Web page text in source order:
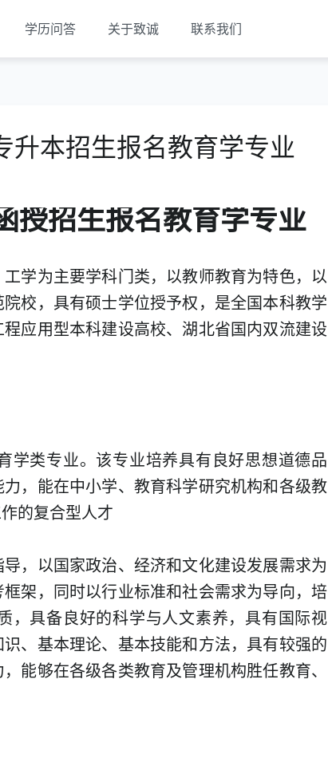
学历问答 关于致诚 联系我们
升本招生报名教育学专业
授招生报名教育学专业
学为主要学科门类，以教师教育为特色，以
校，具有硕士学位授予权，是全国本科教学
应用型本科建设高校、湖北省国内双流建设
学类专业。该专业培养具有良好思想道德品
，能在中小学、教育科学研究机构和各级教
的复合型人才
，以国家政治、经济和文化建设发展需求为
架，同时以行业标准和社会需求为导向，培
，具备良好的科学与人文素养，具有国际视
、基本理论、基本技能和方法，具有较强的
能够在各级各类教育及管理机构胜任教育、